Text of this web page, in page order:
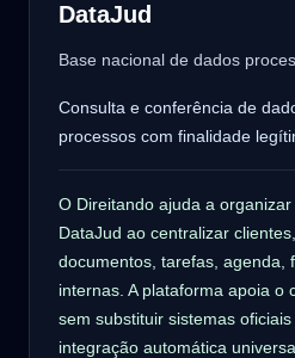
DataJud
Base nacional de dados
Consulta e conferência de
processos com finalidade
O Direitando ajuda a
DataJud ao centralizar
documentos, tarefas, agenda,
internas. A plataforma apoia o
sem substituir sistemas
integração automática